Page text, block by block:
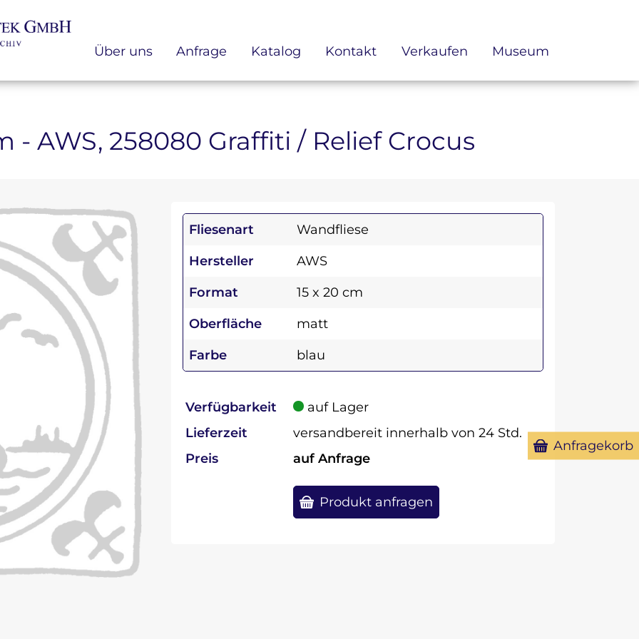
Über uns Anfrage Katalog Kontakt Verkaufen Museum
- AWS, 258080 Graffiti / Relief Crocus
Fliesenart
Wandfliese
Hersteller
AWS
Format
15 x 20 cm
Oberfläche
matt
Farbe
blau
Verfügbarkeit
auf Lager
Lieferzeit
versandbereit innerhalb von 24 Std.
Preis
auf Anfrage
Produkt anfragen
Anfragekorb